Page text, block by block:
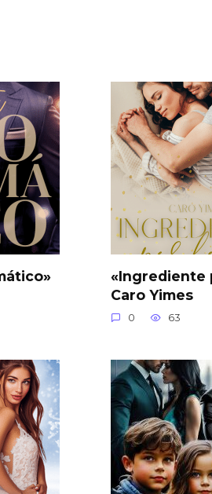
«Ingrediente
Caro Yimes
0 63